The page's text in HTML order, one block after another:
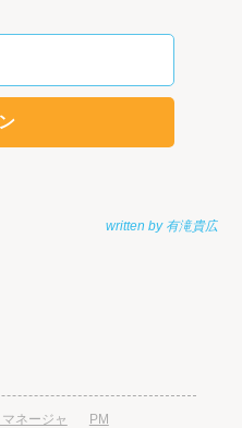
ネージャ
PM